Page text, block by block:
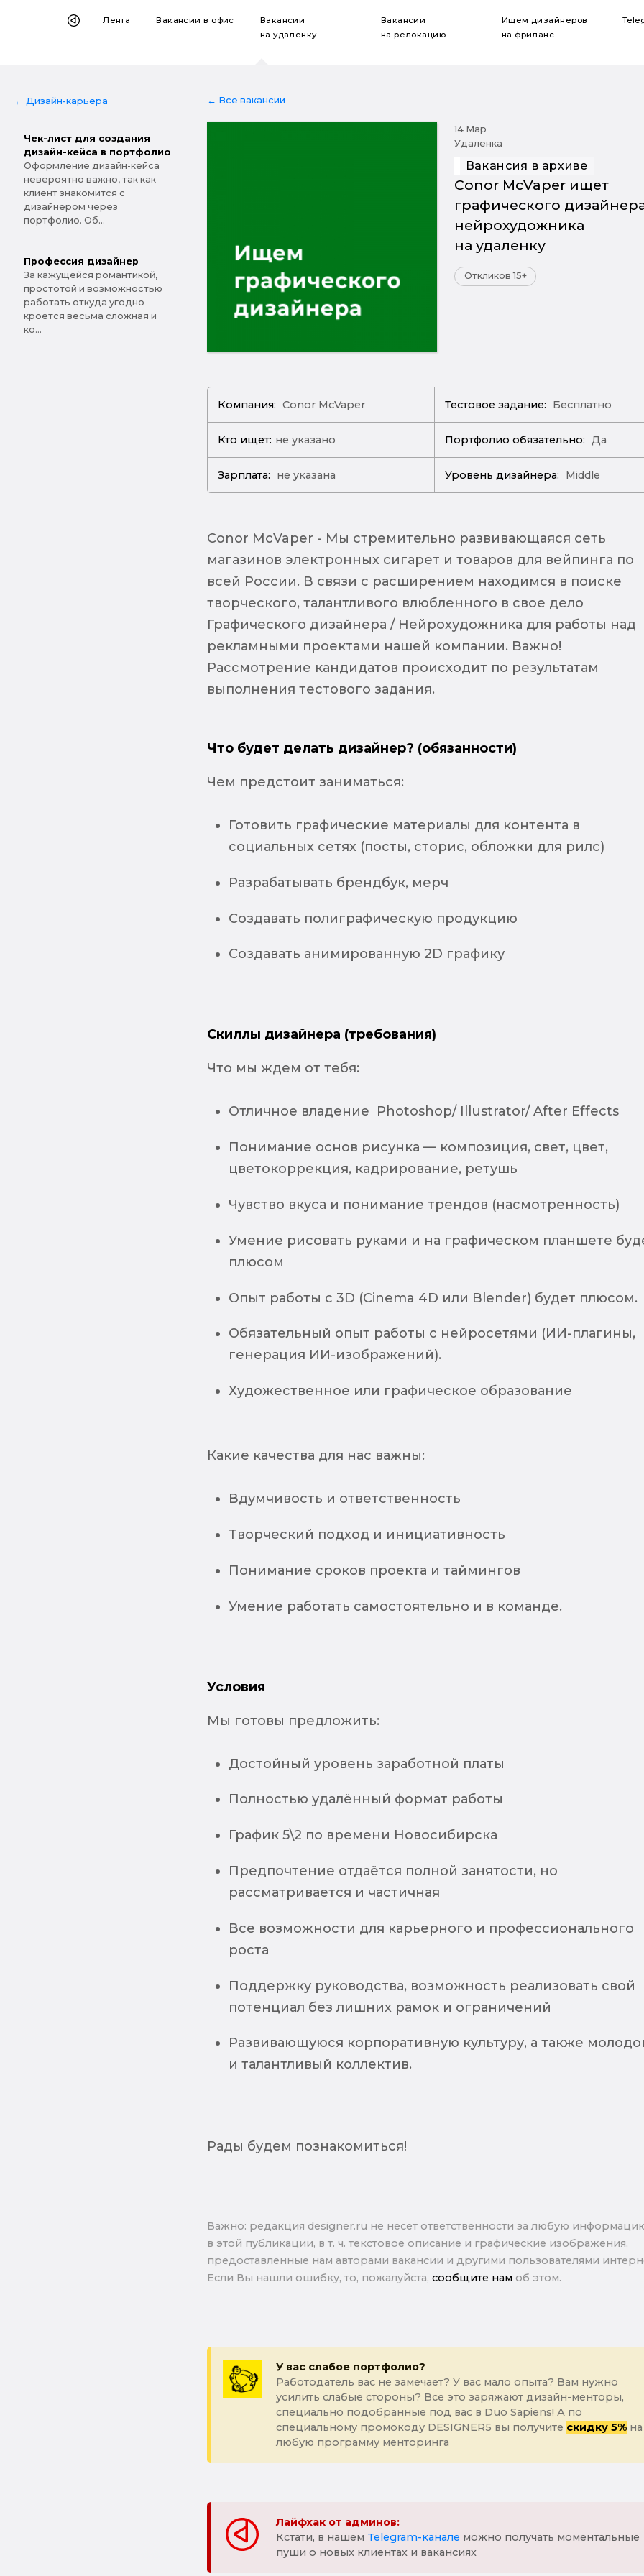
Лента Вакансиив офис
Вакансии
на удаленку
Вакансии
на релокацию
Ищем дизайнеров
на фриланс
← Дизайн-карьера
Чек-лист для создания
дизайн-кейса в портфолио
Оформление дизайн-кейса
невероятно важно, так как
клиент знакомится с
дизайнером через
портфолио. Об...
Профессия дизайнер
За кажущейся романтикой,
простотой и возможностью
работать откуда угодно
кроется весьма сложная и
ко...
← Все вакансии
14 Мар
Удаленка
Вакансия в архиве
Conor McVaper ищет
графического
нейрохудожника
на удаленку
Откликов 15+
Компания: Conor McVaper Тестовое задание: Бесплатно
Кто ищет: не указано Портфолио обязательно: Да
Зарплата: не указана Уровень дизайнера: Middle
Conor McVaper - Мы стремительно развивающаяся сеть
магазинов электронных сигарет и товаров для вейпинга по
всей России. В связи с расширением находимся в поиске
творческого, талантливого влюбленного в свое дело
Графического дизайнера / Нейрохудожника для работы над
рекламными проектами нашей компании. Важно!
Рассмотрение кандидатов происходит по результатам
выполнения тестового задания.
Что будет делать дизайнер? (обязанности)
Чем предстоит заниматься:
Готовить графические материалы для контента в
социальных сетях (посты, сторис, обложки для рилс)
Разрабатывать брендбук, мерч
Создавать полиграфическую продукцию
Создавать анимированную 2D графику
Скиллы дизайнера (требования)
Что мы ждем от тебя:
Отличное владение Photoshop/ Illustrator/ After Effects
Понимание основ рисунка — композиция, свет, цвет,
цветокоррекция, кадрирование, ретушь
Чувство вкуса и понимание трендов (насмотренность)
Умение рисовать руками и на графическом планшете
плюсом
Опыт работы с 3D (Cinema 4D или Blender) будет плюсом.
Обязательный опыт работы с нейросетями (ИИ-плагины,
генерация ИИ-изображений).
Художественное или графическое образование
Какие качества для нас важны:
Вдумчивость и ответственность
Творческий подход и инициативность
Понимание сроков проекта и таймингов
Умение работать самостоятельно и в команде.
Условия
Мы готовы предложить:
Достойный уровень заработной платы
Полностью удалённый формат работы
График 5\2 по времени Новосибирска
Предпочтение отдаётся полной занятости, но
рассматривается и частичная
Все возможности для карьерного и профессионального
роста
Поддержку руководства, возможность реализовать свой
потенциал без лишних рамок и ограничений
Развивающуюся корпоративную культуру, а также
и талантливый коллектив.
Рады будем познакомиться!
Важно: pедакция designer.ru не несет ответственности за любую
в этой публикации, в т. ч. текстовое описание и графические изображения,
предоставленные нам авторами вакансии и другими пользователями
Если Вы нашли ошибку, то, пожалуйста, сообщите нам об этом.
У вас слабое портфолио?
Работодатель вас не замечает? У вас мало опыта? Вам нужно
усилить слабые стороны? Все это заряжают дизайн-менторы,
специально подобранные под вас в Duo Sapiens! А по
специальному промокоду DESIGNER5 вы получите скидку 5%на
любую программу менторинга
Лайфхак от админов:
Кстати, в нашем Telegram-канале можно получать моментальные
пуши о новых клиентах и вакансиях